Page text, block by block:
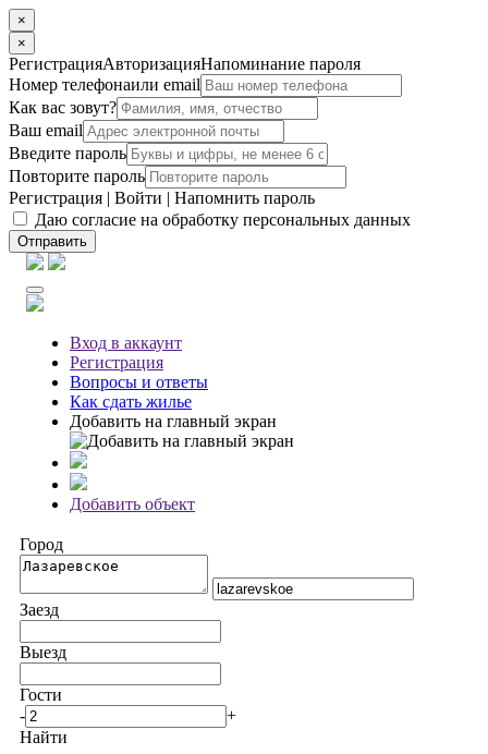
×
×
РегистрацияАвторизацияНапоминание пароля
Номер телефонаили email
Как вас зовут?
Ваш email
Введите пароль
Повторите пароль
Регистрация | Войти | Напомнить пароль
Даю согласие на обработку персональных данных
Отправить
Вход в аккаунт
Регистрация
Вопросы и ответы
Как сдать жилье
Добавить на главный экран
Добавить объект
Город
Заезд
Выезд
Гости
-
+
Найти